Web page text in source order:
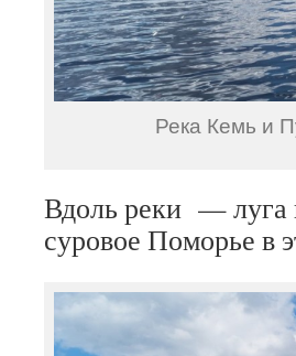
Река Кемь и
Вдоль реки — луга
суровое Поморье в